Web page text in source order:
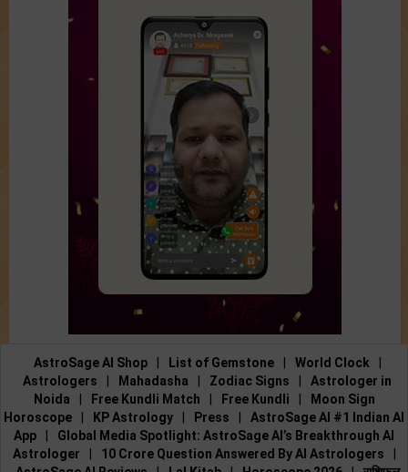
AstroSage AI Shop List of Gemstone World Clock
Astrologers
Mahadasha Zodiac Signs
Astrologer in
Noida
Free Kundli Match Free Kundli
Moon Sign
Horoscope
KP Astrology Press
AstroSage AI #1 Indian AI
App
Global Media Spotlight: AstroSage AI’s Breakthrough AI
Astrologer
10 Crore Question Answered By AI Astrologers